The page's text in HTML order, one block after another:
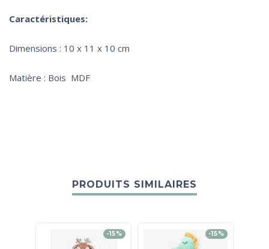
Caractéristiques:
Dimensions : 10 x 11 x 10 cm
Matière : Bois MDF
PRODUITS SIMILAIRES
-15% -15%